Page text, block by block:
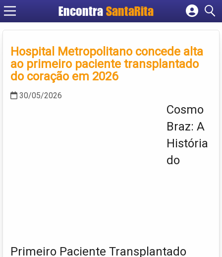
EncontraSantaRita
Cadastrar empresa
Criar conta
Hospital Metropolitano concede alta
ao primeiro paciente transplantado
do coração em 2026
30/05/2026
Cosmo
Braz: A
História
do
Primeiro Paciente Transplantado